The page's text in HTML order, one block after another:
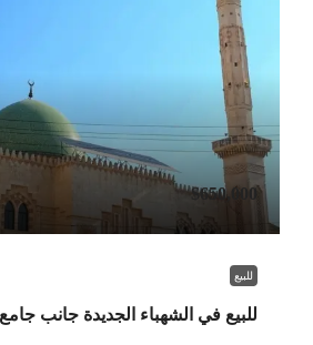
$650,000
للبيع
للبيع في الشهباء الجديدة جانب